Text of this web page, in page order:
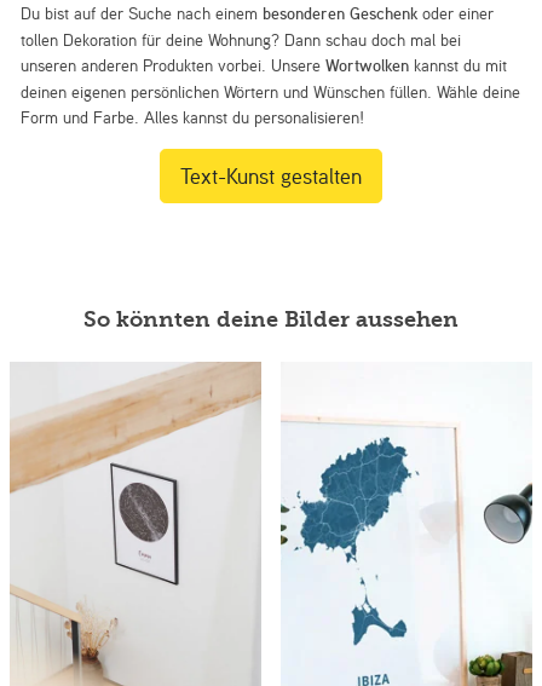
Du bist auf der Suche nach einem besonderen Geschenk oder einer
tollen Dekoration für deine Wohnung? Dann schau doch mal bei
unseren anderen Produkten vorbei. UnsereWortwolken kannst du mit
deinen eigenen persönlichen Wörtern und Wünschen füllen. Wähle deine
Form und Farbe. Alles kannst du personalisieren!
Text-Kunst gestalten
So könnten deine Bilder aussehen